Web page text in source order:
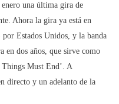
una última gira de
Ahora la gira ya está en
Estados Unidos, y la banda
en dos años, que sirve como
Must End’. A
directo y un adelanto de la